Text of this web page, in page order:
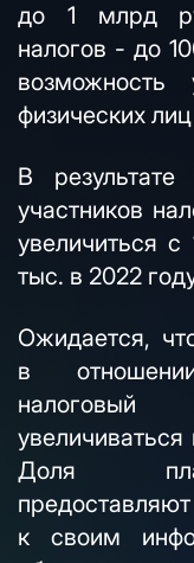
до 1 млрд
налогов - до
физических
В результате
участников
увеличиться
тыс. в 2022
Ожидается,
в
Доля
к своим